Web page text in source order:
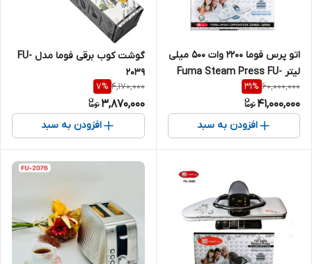
اتو پرس فوما 2200 وات 500 میلی
لیتر Fuma Steam Press FU-
3432
60,000,000
31%
41,000,000
افزودن به سبد
گوشت کوب برقی فوما مدل FU-
2039
4,170,000
7%
3,870,000
افزودن به سبد